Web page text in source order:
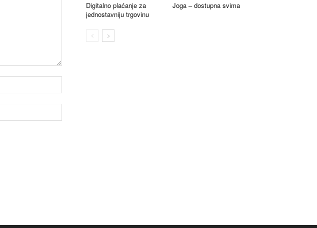
Digitalno plaćanje za
jednostavniju trgovinu
Joga – dostupna svima